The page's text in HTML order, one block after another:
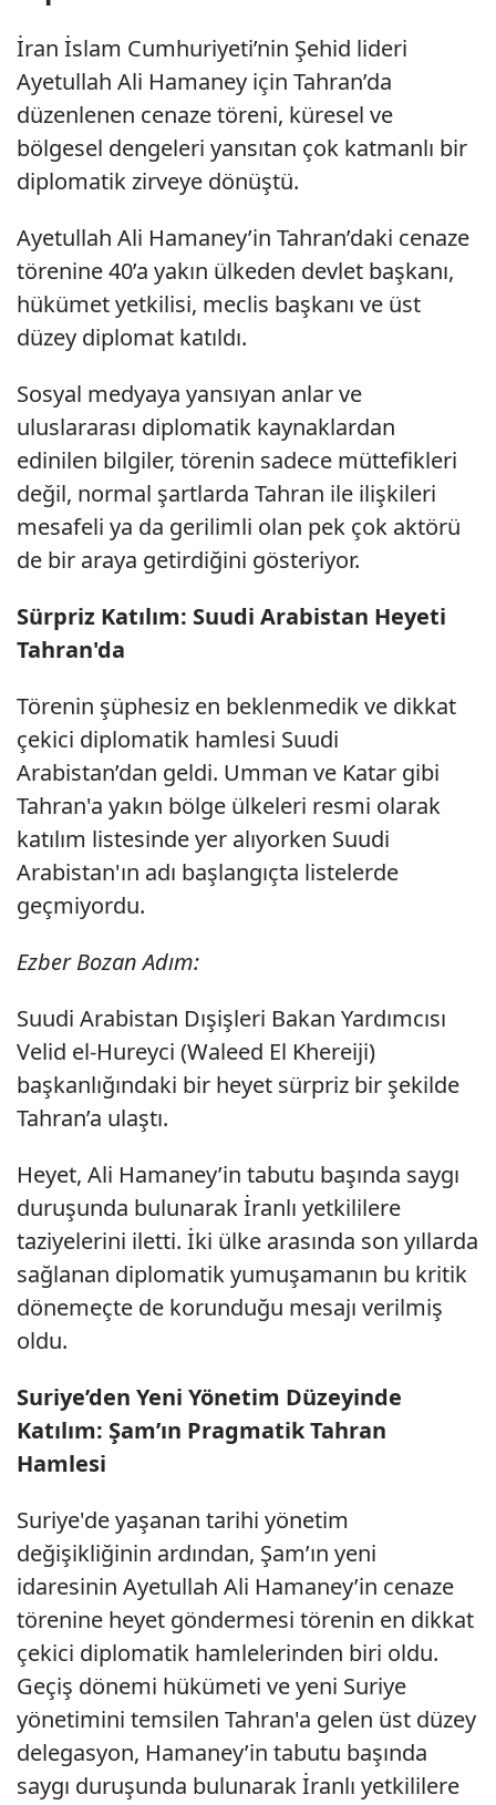
İran İslam Cumhuriyeti’nin Şehid lideri
Ayetullah Ali Hamaney için Tahran’da
düzenlenen cenaze töreni, küresel ve
bölgesel dengeleri yansıtan çok katmanlı bir
diplomatik zirveye dönüştü.
Ayetullah Ali Hamaney’in Tahran’daki cenaze
törenine 40’a yakın ülkeden devlet başkanı,
hükümet yetkilisi, meclis başkanı ve üst
düzey diplomat katıldı.
Sosyal medyaya yansıyan anlar ve
uluslararası diplomatik kaynaklardan
edinilen bilgiler, törenin sadece müttefikleri
değil, normal şartlarda Tahran ile ilişkileri
mesafeli ya da gerilimli olan pek çok aktörü
de bir araya getirdiğini gösteriyor.
Sürpriz Katılım: Suudi Arabistan Heyeti
Tahran'da
Törenin şüphesiz en beklenmedik ve dikkat
çekici diplomatik hamlesi Suudi
Arabistan’dan geldi. Umman ve Katar gibi
Tahran'a yakın bölge ülkeleri resmi olarak
katılım listesinde yer alıyorken Suudi
Arabistan'ın adı başlangıçta listelerde
geçmiyordu.
Ezber Bozan Adım:
Suudi Arabistan Dışişleri Bakan Yardımcısı
Velid el-Hureyci (Waleed El Khereiji)
başkanlığındaki bir heyet sürpriz bir şekilde
Tahran’a ulaştı.
Heyet, Ali Hamaney’in tabutu başında saygı
duruşunda bulunarak İranlı yetkililere
taziyelerini iletti. İki ülke arasında son yıllarda
sağlanan diplomatik yumuşamanın bu kritik
dönemeçte de korunduğu mesajı verilmiş
oldu.
Suriye’den Yeni Yönetim Düzeyinde
Katılım: Şam’ın Pragmatik Tahran
Hamlesi
Suriye'de yaşanan tarihi yönetim
değişikliğinin ardından, Şam’ın yeni
idaresinin Ayetullah Ali Hamaney’in cenaze
törenine heyet göndermesi törenin en dikkat
çekici diplomatik hamlelerinden biri oldu.
Geçiş dönemi hükümeti ve yeni Suriye
yönetimini temsilen Tahran'a gelen üst düzey
delegasyon, Hamaney’in tabutu başında
saygı duruşunda bulunarak İranlı yetkililere